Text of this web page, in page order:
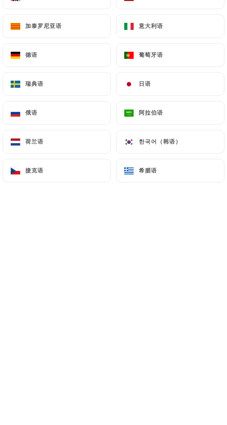
加泰罗尼亚语 意大利语
德语 葡萄牙语
瑞典语 日语
俄语 阿拉伯语
荷兰语 한국어（韩语）
捷克语 希腊语
加泰罗尼亚语 意大利语
德语 葡萄牙语
瑞典语 日语
俄语 阿拉伯语
荷兰语 한국어（韩语）
捷克语 希腊语